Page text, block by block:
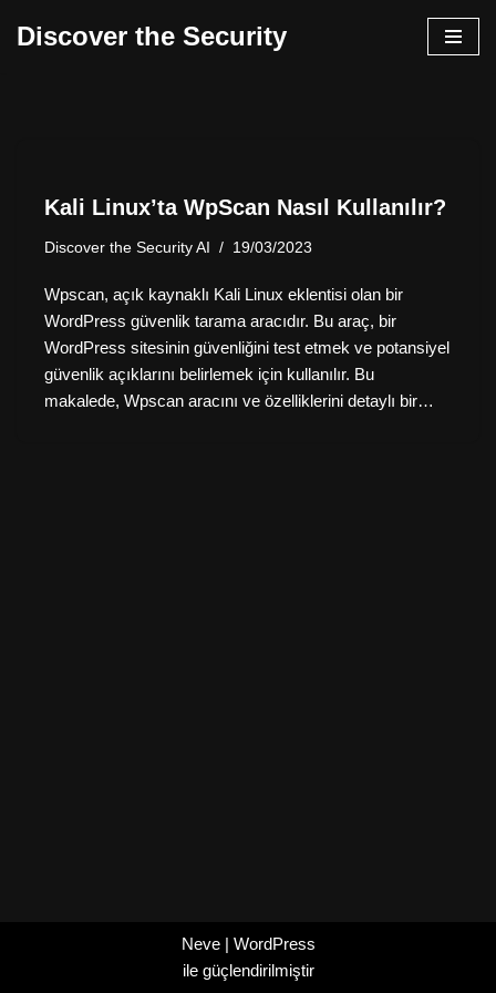
Discover the Security
Kali Linux’ta WpScan Nasıl Kullanılır?
Discover the Security AI 19/03/2023
Wpscan, açık kaynaklı Kali Linux eklentisi olan bir
WordPress güvenlik tarama aracıdır. Bu araç, bir
WordPress sitesinin güvenliğini test etmek ve potansiyel
güvenlik açıklarını belirlemek için kullanılır. Bu
makalede, Wpscan aracını ve özelliklerini detaylı bir…
Neve| WordPress
ile güçlendirilmiştir